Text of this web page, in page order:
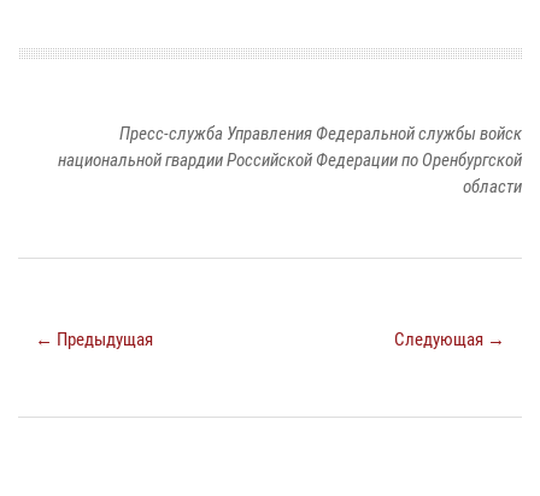
Пресс-служба Управления Федеральной службы войск
национальной гвардии Российской Федерации по Оренбургской
области
← Предыдущая Следующая →